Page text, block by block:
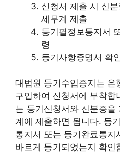
신청서 제출 시 신
세무계 제출
등기필정보통지서
령
등기사항증명서 확
대법원 등기수입증지는 은
구입하여 신청서에 부착합
는 등기신청서와 신분증을
계에 제출하면 됩니다. 등
통지서 또는 등기완료통지
바르게 등기되었는지 확인